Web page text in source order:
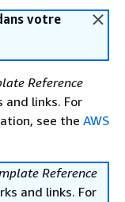
votre
Reference
and links. For
see the AWS
Reference
and links. For